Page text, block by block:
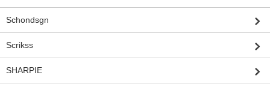
Schondsgn
Scrikss
SHARPIE